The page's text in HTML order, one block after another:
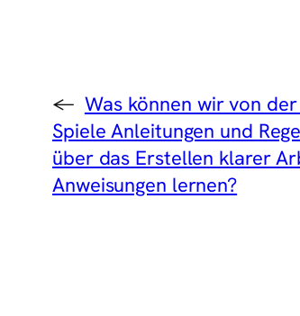
← Was können wir von
Spiele Anleitungen und
über das Erstellen klarer
Anweisungen lernen?